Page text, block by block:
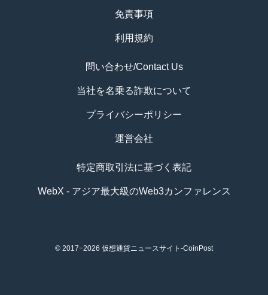
免責事項
利用規約
問い合わせ/Contact Us
当社を名乗る詐欺について
プライバシーポリシー
運営会社
特定商取引法に基づく表記
WebX - アジア最大級のWeb3カンファレンス
© 2017−2026 仮想通貨ニュースサイト-CoinPost